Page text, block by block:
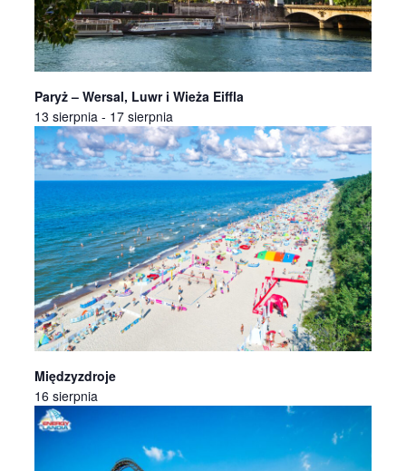
Paryż – Wersal, Luwr i Wieża Eiffla
13 sierpnia- 17 sierpnia
Międzyzdroje
16 sierpnia